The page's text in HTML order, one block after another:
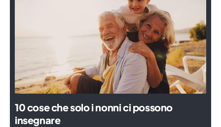
10 cose che solo i nonni ci possono
insegnare